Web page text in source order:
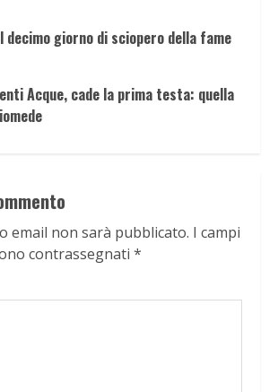
decimo giorno di sciopero della fame
Acque, cade la prima testa: quella
email non sarà pubblicato. I campi
contrassegnati *